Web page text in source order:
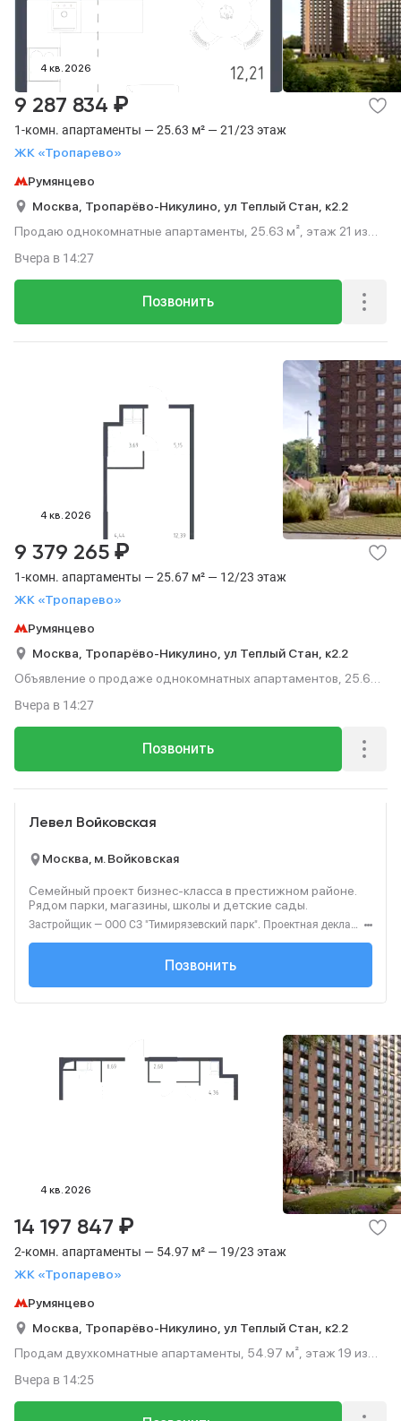
4 кв. 2026
1-комн. апартаменты — 25.63 м² — 21/23 этаж
ЖК «Тропарево»
9 287 834 ₽
Румянцево
Москва, Тропарёво-Никулино, ул Теплый Стан, к2.2
Продаю однокомнатные апартаменты, 25.63 м², этаж 21 из
Позвонить
Вчера в 14:27
4 кв. 2026
1-комн. апартаменты — 25.67 м² — 12/23 этаж
ЖК «Тропарево»
9 379 265 ₽
Румянцево
Москва, Тропарёво-Никулино, ул Теплый Стан, к2.2
Объявление о продаже однокомнатных апартаментов, 25.67
Позвонить
Вчера в 14:27
Левел Войковская
Москва, м. Войковская
Семейный проект бизнес-класса в престижном районе.
Рядом парки, магазины, школы и детские сады.
Застройщик — ООО СЗ "Тимирязевский парк". Проектная декларация — наш.дом.рф. Акция до 31.08.2026. Не оферта. Подробности — level.ru
+7 (495) 137-47-...
Позвонить
4 кв. 2026
2-комн. апартаменты — 54.97 м² — 19/23 этаж
ЖК «Тропарево»
14 197 847 ₽
Румянцево
Москва, Тропарёво-Никулино, ул Теплый Стан, к2.2
Продам двухкомнатные апартаменты, 54.97 м², этаж 19 из
Вчера в 14:25